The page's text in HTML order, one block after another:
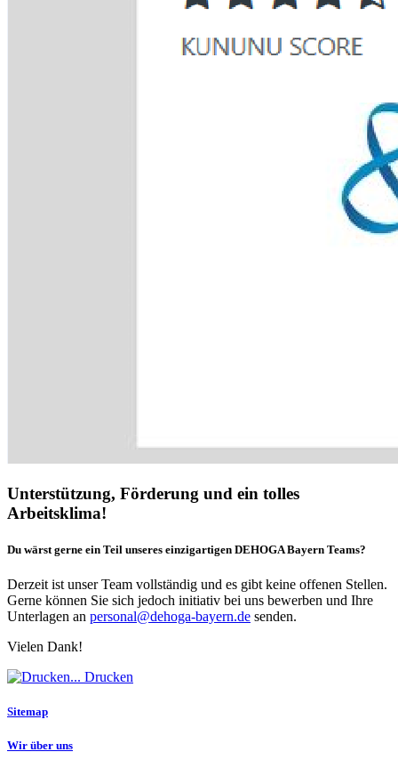
Unterstützung, Förderung und ein tolles
Arbeitsklima!
Du wärst gerne ein Teil unseres einzigartigen DEHOGA Bayern Teams?
Derzeit ist unser Team vollständig und es gibt keine offenen Stellen.
Gerne können Sie sich jedoch initiativ bei uns bewerben und Ihre
Unterlagen an personal@dehoga-bayern.de senden.
Vielen Dank!
Drucken
Sitemap
Wir über uns